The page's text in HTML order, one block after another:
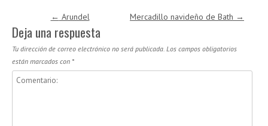
Navegación de entradas
← Arundel Mercadillo navideño de Bath →
Deja una respuesta
Tu dirección de correo electrónico no será publicada. Los campos obligatorios
están marcados con *